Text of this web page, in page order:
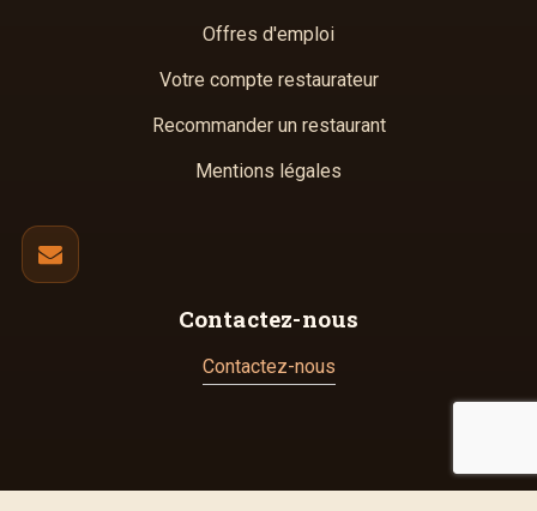
Offres d'emploi
Votre compte restaurateur
Recommander un restaurant
Mentions légales
Contactez-nous
Contactez-nous